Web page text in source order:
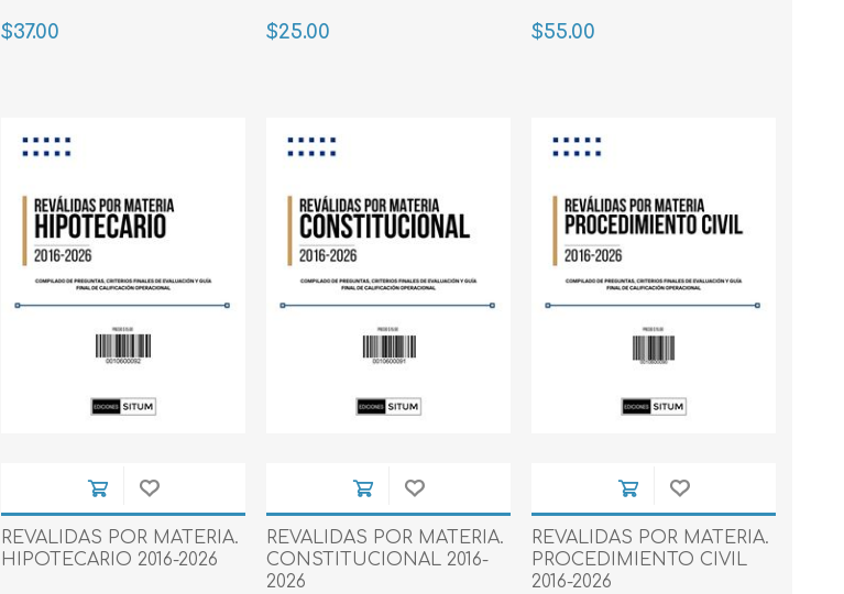
Hipotecario
$37.00 $25.00 $55.00
REVALIDAS POR MATERIA.
HIPOTECARIO 2016-2026
REVALIDAS POR MATERIA.
CONSTITUCIONAL 2016-
2026
REVALIDAS POR MATERIA.
PROCEDIMIENTO CIVIL
2016-2026